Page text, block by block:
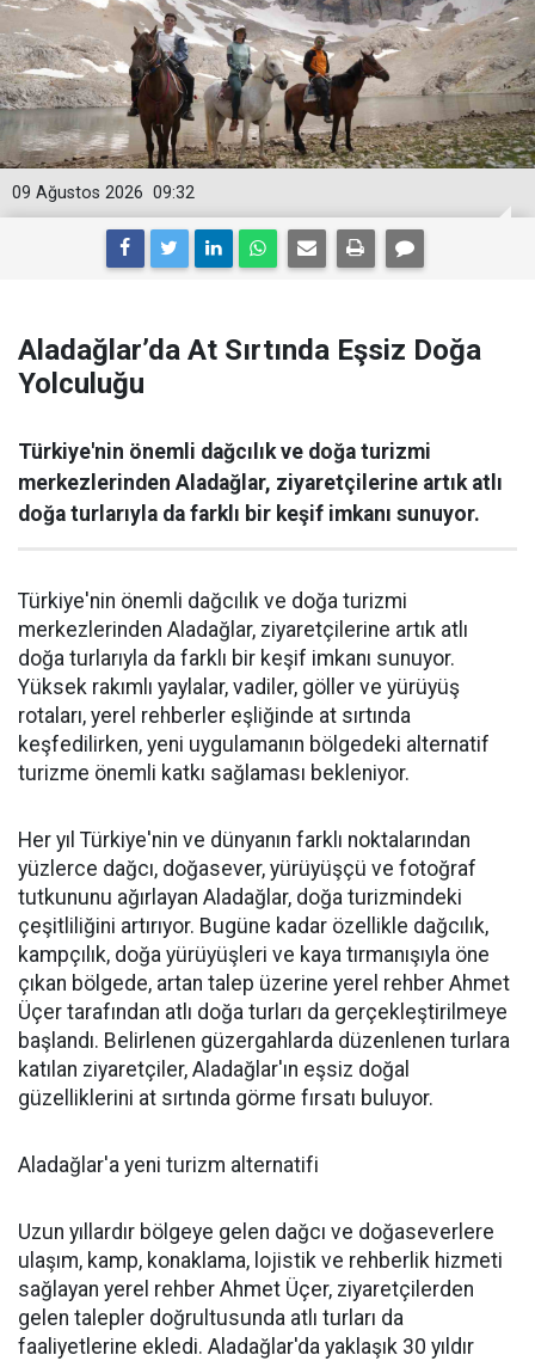
09:32
09 Ağustos 2026
Aladağlar’da At Sırtında Eşsiz Doğa
Yolculuğu
Türkiye'nin önemli dağcılık ve doğa turizmi
merkezlerinden Aladağlar, ziyaretçilerine artık atlı
doğa turlarıyla da farklı bir keşif imkanı sunuyor.
Türkiye'nin önemli dağcılık ve doğa turizmi
merkezlerinden Aladağlar, ziyaretçilerine artık atlı
doğa turlarıyla da farklı bir keşif imkanı sunuyor.
Yüksek rakımlı yaylalar, vadiler, göller ve yürüyüş
rotaları, yerel rehberler eşliğinde at sırtında
keşfedilirken, yeni uygulamanın bölgedeki alternatif
turizme önemli katkı sağlaması bekleniyor.
Her yıl Türkiye'nin ve dünyanın farklı noktalarından
yüzlerce dağcı, doğasever, yürüyüşçü ve fotoğraf
tutkununu ağırlayan Aladağlar, doğa turizmindeki
çeşitliliğini artırıyor. Bugüne kadar özellikle dağcılık,
kampçılık, doğa yürüyüşleri ve kaya tırmanışıyla öne
çıkan bölgede, artan talep üzerine yerel rehber Ahmet
Üçer tarafından atlı doğa turları da gerçekleştirilmeye
başlandı. Belirlenen güzergahlarda düzenlenen turlara
katılan ziyaretçiler, Aladağlar'ın eşsiz doğal
güzelliklerini at sırtında görme fırsatı buluyor.
Aladağlar'a yeni turizm alternatifi
Uzun yıllardır bölgeye gelen dağcı ve doğaseverlere
ulaşım, kamp, konaklama, lojistik ve rehberlik hizmeti
sağlayan yerel rehber Ahmet Üçer, ziyaretçilerden
gelen talepler doğrultusunda atlı turları da
faaliyetlerine ekledi. Aladağlar'da yaklaşık 30 yıldır